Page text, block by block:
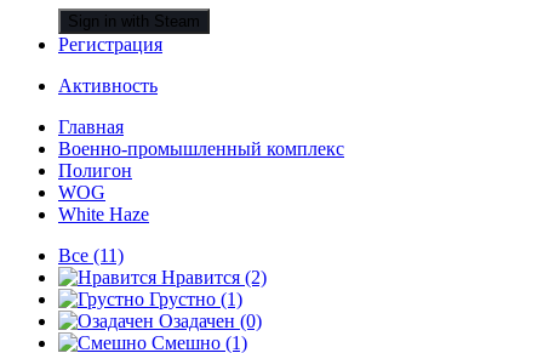
Sign in with Steam
Регистрация
Активность
Главная
Военно-промышленный комплекс
Полигон
WOG
White Haze
Все (11)
Нравится (2)
Грустно (1)
Озадачен (0)
Смешно (1)